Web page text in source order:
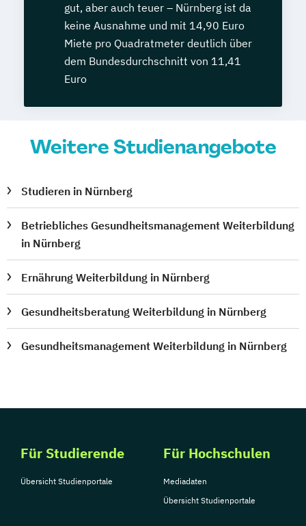
gut, aber auch teuer – Nürnberg ist da
keine Ausnahme und mit 14,90 Euro
Miete pro Quadratmeter deutlich über
dem Bundesdurchschnitt von 11,41
Euro
Weitere Studienangebote
Studieren in Nürnberg
Betriebliches Gesundheitsmanagement Weiterbildung
in Nürnberg
Ernährung Weiterbildung in Nürnberg
Gesundheitsberatung Weiterbildung in Nürnberg
Gesundheitsmanagement Weiterbildung in Nürnberg
Für Studierende
Übersicht Studienportale
Für Hochschulen
Mediadaten
Übersicht Studienportale